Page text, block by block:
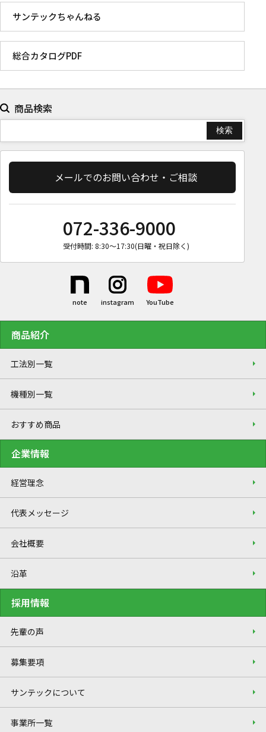
サンテックちゃんねる
総合カタログPDF
商品検索
メールでのお問い合わせ・ご相談
072-336-9000
受付時間: 8:30〜17:30(日曜・祝日除く)
商品紹介
工法別一覧
機種別一覧
おすすめ商品
企業情報
経営理念
代表メッセージ
会社概要
沿革
採用情報
先輩の声
募集要項
サンテックについて
事業所一覧